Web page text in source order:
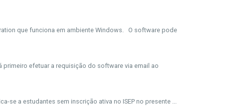
que funciona em ambiente Windows. O software pode
efetuar a requisição do software via email ao
se a estudantes sem inscrição ativa no ISEP no presente ...